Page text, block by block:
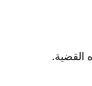
القضية.